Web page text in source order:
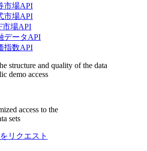
市場API
市場API
市場API
データAPI
指数API
structure and quality of the data
demo access
access to the
sets
リクエスト